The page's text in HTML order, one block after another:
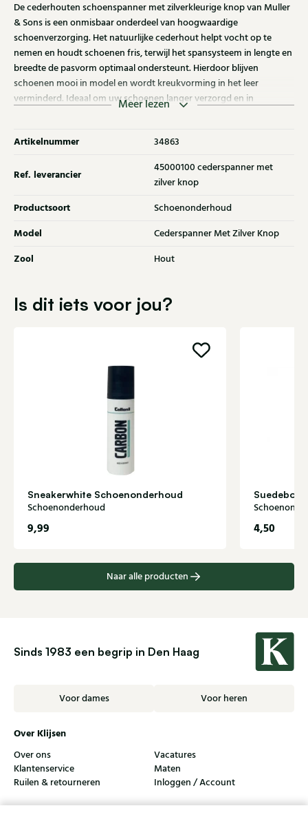
De cederhouten schoenspanner met zilverkleurige knop van Muller
& Sons is een onmisbaar onderdeel van hoogwaardige
schoenverzorging. Het natuurlijke cederhout helpt vocht op te
nemen en houdt schoenen fris, terwijl het spansysteem in lengte en
breedte de pasvorm optimaal ondersteunt. Hierdoor blijven
schoenen mooi in model en wordt kreukvorming in het leer
verminderd. Ideaal om uw schoenen langer verzorgd en in
Meer lezen
Artikelnummer 34863
Ref. leverancier
45000100 cederspanner met
zilver knop
Productsoort Schoenonderhoud
Model Cederspanner Met Zilver Knop
Zool Hout
Is dit iets voor jou?
Sneakerwhite Schoenonderhoud
Schoenonderhoud
9,99 4,50
Naar alle producten
Sinds 1983 een begrip in Den Haag
Voor dames Voor heren
Over Klijsen
Over ons
Vacatures
Klantenservice
Maten
Ruilen & retourneren
Inloggen / Account